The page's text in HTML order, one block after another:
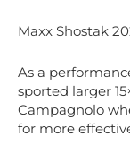
Maxx Shostak
As a
sported larger
Campagnolo
for more